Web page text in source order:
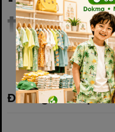
trên 6
Đánh giá sản